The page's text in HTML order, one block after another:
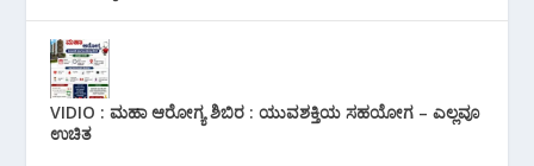
VIDIO : ಮಹಾ ಆರೋಗ್ಯ ಶಿಬಿರ : ಯುವಶಕ್ತಿಯ ಸಹಯೋಗ – ಎಲ್ಲವೂ
ಉಚಿತ